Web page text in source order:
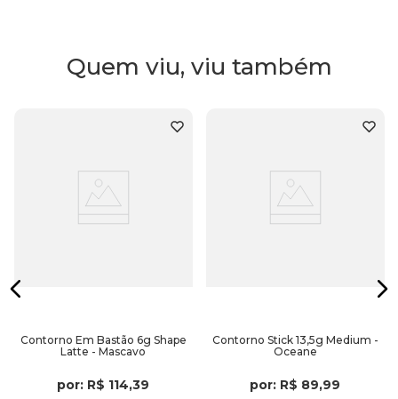
Quem viu, viu também
Contorno Em Bastão 6g Shape
Latte - Mascavo
por: R$ 114,39
Contorno Stick 13,5g Medium -
Oceane
por: R$ 89,99